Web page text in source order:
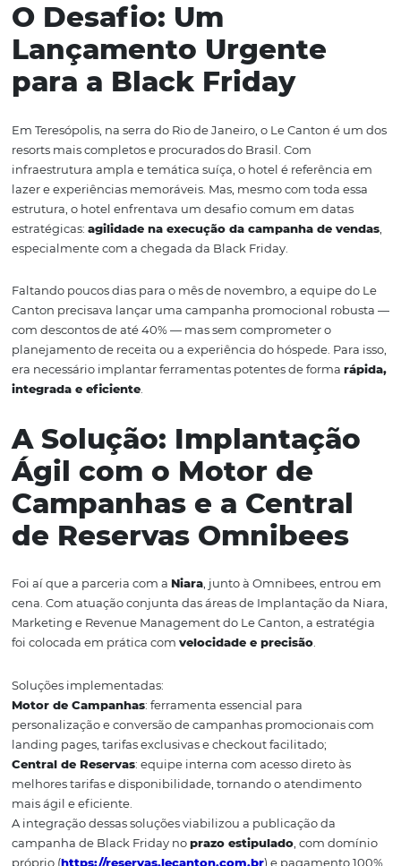
Um aumento de vendas impressionante já nas
horas. Neste post, vamos mostrar como essa parceria
com precisão para gerar um crescimento tão
dos períodos mais competitivos do ano para o setor
O Desafio: Um
Lançamento Urgente
para a Black Friday
Em Teresópolis, na serra do Rio de Janeiro, o Le Canton
resorts mais completos e procurados do Brasil. Com
infraestrutura ampla e temática suíça, o hotel é
lazer e experiências memoráveis. Mas, mesmo com toda
estrutura, o hotel enfrentava um desafio comum em
estratégicas:
Faltando poucos dias para o mês de novembro, a
Canton precisava lançar uma campanha promocional
com descontos de até 40% — mas sem comprometer o
planejamento de receita ou a experiência do hóspede.
integrada e eficiente.
A Solução:
Ágil com o Motor de
Campanhas e a
de Reservas
Foi aí que a parceria com aNiara
, junto à Omnibees,
cena. Com atuação conjunta das áreas de Implantação